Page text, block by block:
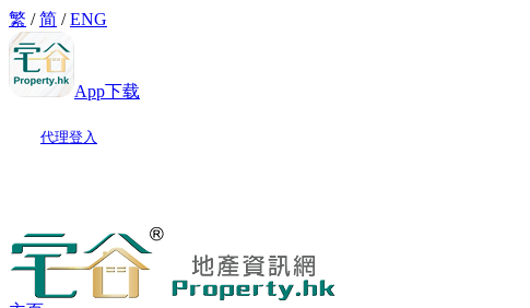
繁 /简 /ENG
App下载
代理登入